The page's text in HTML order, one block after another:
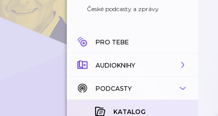
České podcasty a zprávy
PRO TEBE
AUDIOKNIHY
KATALOG
KOUPENÉ
PODCASTY
KATALOG